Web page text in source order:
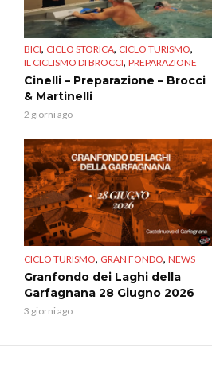
BICI, CICLO STORICA, CICLO TURISMO,
IL CICLISMO DI BROCCI, PREPARAZIONE
Cinelli – Preparazione – Brocci
& Martinelli
2 giorni ago
CICLO TURISMO, GRAN FONDO, NEWS
Granfondo dei Laghi della
Garfagnana 28 Giugno 2026
3 giorni ago